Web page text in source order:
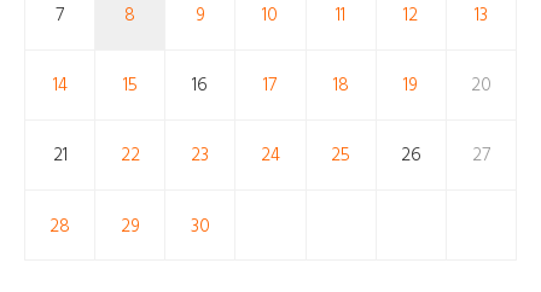
7 8 9 10 11 12 13
14 15 16 17 18 19 20
21 22 23 24 25 26 27
28 29 30